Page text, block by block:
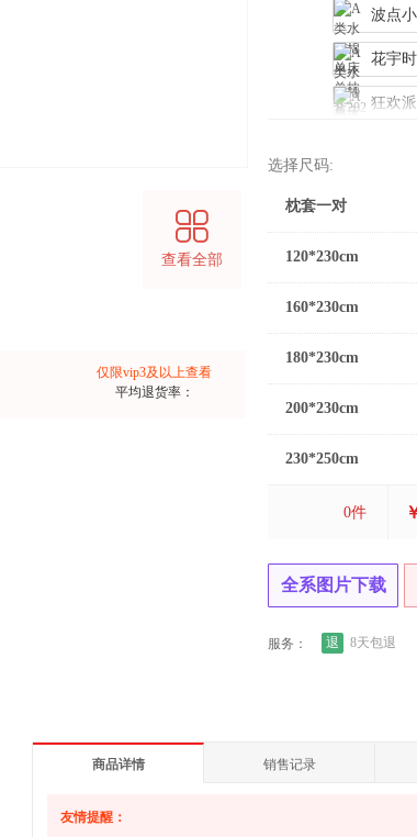
查看全部
仅限vip3及以上查看
平均退货率：
波点
花宇
狂欢
选择尺码:
枕套一对
120*230cm
160*230cm
180*230cm
200*230cm
230*250cm
0件
全系图片下载
服务： 退 8天包退
商品详情 销售记录
友情提醒：